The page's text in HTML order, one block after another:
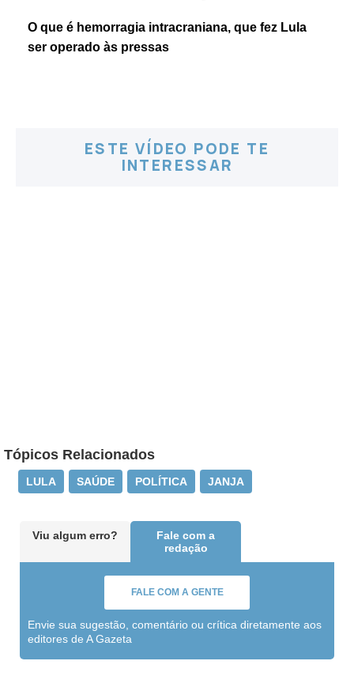
O que é hemorragia intracraniana, que fez Lula
ser operado às pressas
ESTE VÍDEO PODE TE
INTERESSAR
Tópicos Relacionados
LULA SAÚDE POLÍTICA JANJA
Viu algum erro?
Fale com a
redação
FALE COM A GENTE
Envie sua sugestão, comentário ou crítica diretamente aos
editores de A Gazeta